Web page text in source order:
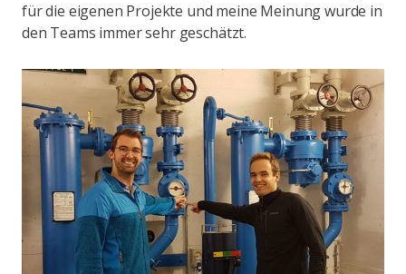
für die eigenen Projekte und meine Meinung wurde in
den Teams immer sehr geschätzt.